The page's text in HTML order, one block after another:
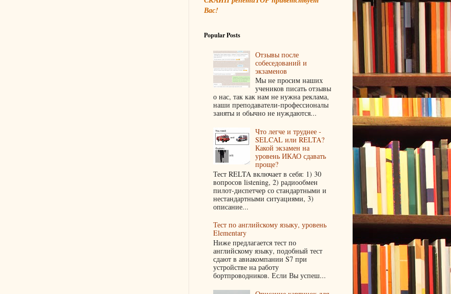
Вас!
Popular Posts
Отзывы после
собеседований и
экзаменов
Мы не просим наших
учеников писать отзывы
о нас, так как нам не нужна реклама,
наши преподаватели-профессионалы
заняты и обычно не нуждаются...
Что легче и труднее -
SELCAL или RELTA?
Какой экзамен на
уровень ИКАО сдавать
проще?
Тест RELTA включает в себя: 1) 30
вопросов listening, 2) радиообмен
пилот-диспетчер со стандартными и
нестандартными ситуациями, 3)
описание...
Тест по английскому языку, уровень
Elementary
Ниже предлагается тест по
английскому языку, подобный тест
сдают в авиакомпании S7 при
устройстве на работу
бортпроводников. Если Вы успеш...